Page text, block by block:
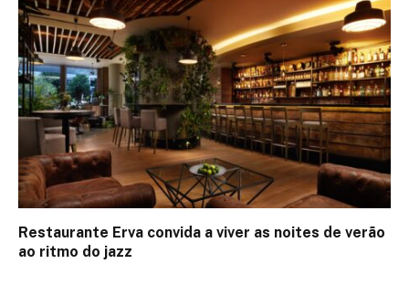
Restaurante Erva convida a viver as noites de verão
ao ritmo do jazz